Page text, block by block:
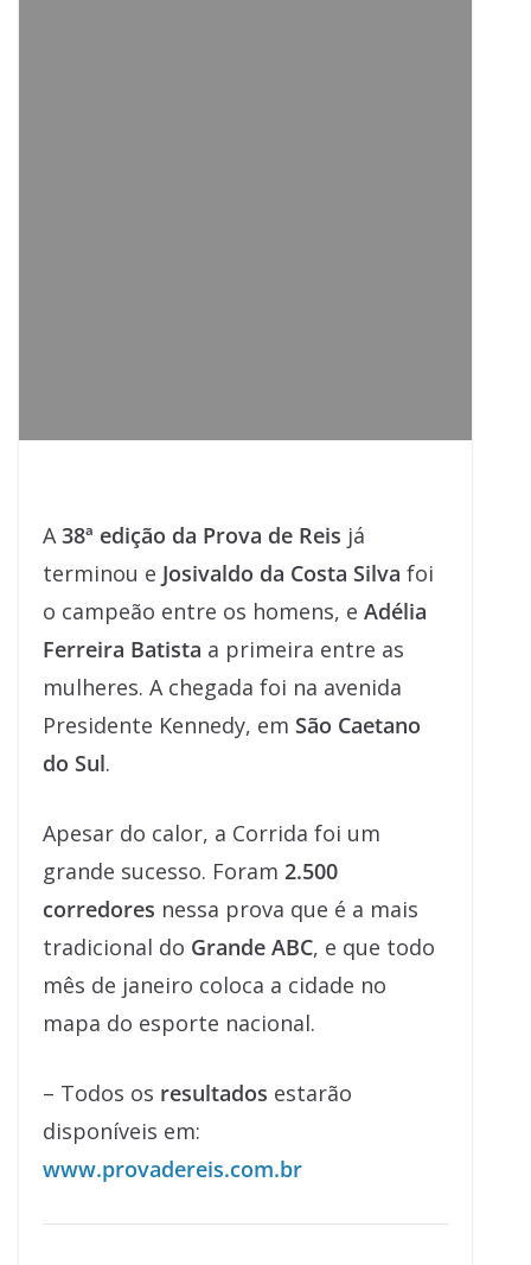
A38ª edição da Prova de Reis já
terminou e Josivaldo da Costa Silva foi
o campeão entre os homens, e Adélia
Ferreira Batista a primeira entre as
mulheres. A chegada foi na avenida
Presidente Kennedy, em São Caetano
do Sul.
Apesar do calor, a Corrida foi um
grande sucesso. Foram 2.500
corredores nessa prova que é a mais
tradicional do Grande ABC, e que todo
mês de janeiro coloca a cidade no
mapa do esporte nacional.
– Todos os resultados estarão
disponíveis em:
www.provadereis.com.br